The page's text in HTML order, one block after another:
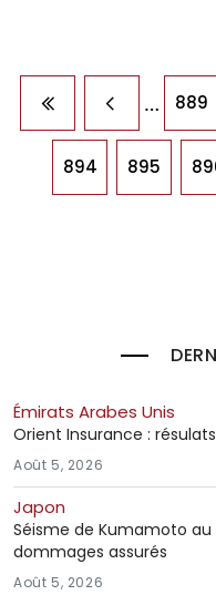
Pagination
Première
Page
… 889
894 895
Émirats Arabes Unis
Orient Insurance :
Août 5, 2026
Japon
Séisme de Kumamoto au
dommages assurés
Août 5, 2026